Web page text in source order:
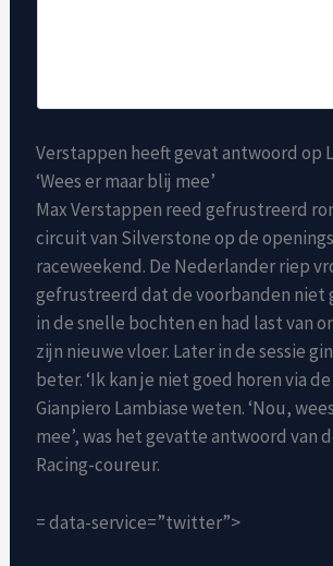
Verstappen heeft gevat antwoord op
‘Wees er maar blij mee’
Max Verstappen reed gefrustreerd
circuit van Silverstone op de
raceweekend. De Nederlander riep
gefrustreerd dat de voorbanden niet
in de snelle bochten en had last van
zijn nieuwe vloer. Later in de sessie
beter. ‘Ik kan je niet goed horen via
Gianpiero Lambiase weten. ‘Nou,
mee’, was het gevatte antwoord van
Racing-coureur.
= data-service=”twitter”>